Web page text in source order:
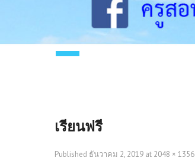
เรียนฟรี
Published ธันวาคม 2, 2019 at 2048 × 1356